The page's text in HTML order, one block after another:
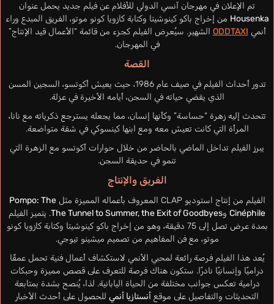
تم الإعلان في مهرجان آنسي الدولي للأفلام عن فيلم جديد يحمل عنوان
Housenka من إخراج باكو كينوشيتا وكتابة كازويا كونو موتو، الفريق المبدع وراء
أنمي ODDTAXI الشهير. سيُعرض الفيلم كجزء من قائمة “الأعمال قيد الإنتاج”
في المهرجان.
القصة
تدور أحداث الفيلم في صيف عام 1986، حيث يعيش أكوتسو، السجين المسن
الذي يقضي حياته في السجن، أيامه الأخيرة في عزلة.
تتحدث إليه زهرة “حساسة” وكأنها إنسان، مما يجعله يسترجع ذكرياته مع نانا،
المرأة التي كانت تعيش معه ومع ابنها كينسوكي في شقة متواضعة.
يبرز الفيلم تداخل الماضي بالحاضر من خلال حوارات أكوتسو مع الزهرة التي
تنمو في حديقة السجن.
الفريق والإنتاج
الفيلم من إنتاج استوديو CLAP المعروف بأعماله المميزة مثل
Pompo: The
Cinéphile وThe Tunnel to Summer, the Exit of Goodbyes. يتميز الفيلم
بمدة عرض تصل إلى 75 دقيقة، وهو من إخراج باكو كينوشيتا وكتابة كازويا كونو
موتو، مع فن المفاهيم من تصميم ميشينو تيوجي.
يُعد هذا الفيلم فرصة رائعة لمحبي الأنمي لاستكشاف أعمال فنية تحمل عمقًا
دراميًا وإنسانيًا نادرًا. ستكون هناك فرصة للتعرف على قصص مميزة وحبكات
درامية تعكس جوانب مختلفة من الحياة اليابانية. لذا، يُنصح بشدة بمتابعة
التحديثات والتفاصيل على موقع أنستازيا أنمي للحصول على أحدث الأخبار